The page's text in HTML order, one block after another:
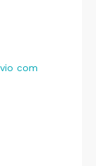
com